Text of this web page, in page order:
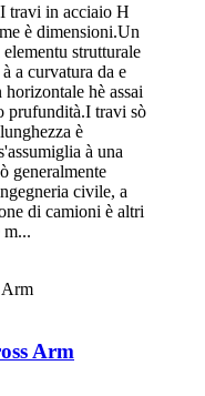
travi in ​​acciaio H
è dimensioni.Un
strutturale
a curvatura da e
hè assai
prufundità.I travi sò
è
à una
generalmente
civile, a
di camioni è altri
m...
Arm